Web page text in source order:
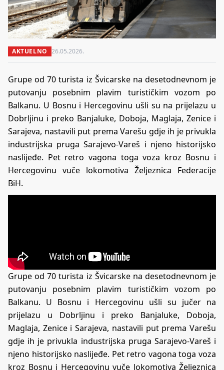
AKTUELNO 26.05.2026.
Grupe od 70 turista iz Švicarske na desetodnevnom je
putovanju posebnim plavim turističkim vozom po
Balkanu. U Bosnu i Hercegovinu ušli su na prijelazu u
Dobrljinu i preko Banjaluke, Doboja, Maglaja, Zenice i
Sarajeva, nastavili put prema Varešu gdje ih je privukla
industrijska pruga Sarajevo-Vareš i njeno historijsko
naslijeđe. Pet retro vagona toga voza kroz Bosnu i
Hercegovinu vuče lokomotiva Željeznica Federacije
BiH.
Grupe od 70 turista iz Švicarske na desetodnevnom je
putovanju posebnim plavim turističkim vozom po
Balkanu. U Bosnu i Hercegovinu ušli su jučer na
prijelazu u Dobrljinu i preko Banjaluke, Doboja,
Maglaja, Zenice i Sarajeva, nastavili put prema Varešu
gdje ih je privukla industrijska pruga Sarajevo-Vareš i
njeno historijsko naslijeđe. Pet retro vagona toga voza
kroz Bosnu i Hercegovinu vuče lokomotiva Željeznica